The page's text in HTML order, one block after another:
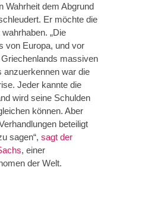
Wahrheit dem Abgrund
Er möchte die
„Die
von Europa, und vor
massiven
anzuerkennen war die
Jeder kannte die
wird seine Schulden
können. Aber
beteiligt
sagen“, sagt der
, einer
der Welt.